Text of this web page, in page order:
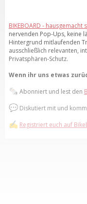
BIKEBOARD - hausgemacht
nervenden Pop-Ups, keine
Hintergrund mitlaufenden
ausschließlich relevanten,
Privatsphären-Schutz.
Wenn ihr uns etwas
🗞️ Abonniert und lest den
💬Diskutiert mit und
✍️ Registriert euch auf